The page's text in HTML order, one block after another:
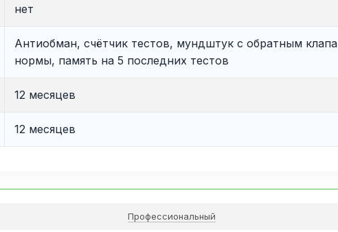
нет
Антиобман, счётчик тестов, мундштук с обратным
нормы, память на 5 последних тестов
12 месяцев
12 месяцев
Профессиональный